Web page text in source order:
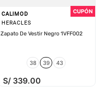
CALIMOD
HERACLES
Zapato De Vestir Negro 1VFF002
38 39 43
S/ 339.00